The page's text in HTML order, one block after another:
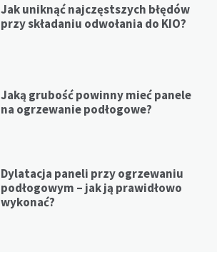
Jak uniknąć najczęstszych błędów
przy składaniu odwołania do KIO?
Jaką grubość powinny mieć panele
na ogrzewanie podłogowe?
Dylatacja paneli przy ogrzewaniu
podłogowym – jak ją prawidłowo
wykonać?